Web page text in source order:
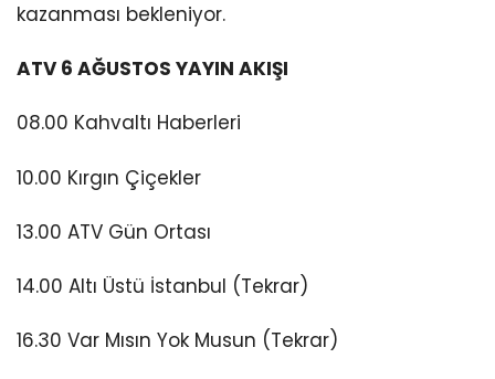
kazanması bekleniyor.
ATV 6 AĞUSTOS YAYIN AKIŞI
08.00 Kahvaltı Haberleri
10.00 Kırgın Çiçekler
13.00 ATV Gün Ortası
14.00 Altı Üstü İstanbul (Tekrar)
16.30 Var Mısın Yok Musun (Tekrar)